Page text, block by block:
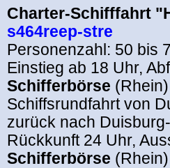
Charter-Schifffahrt
s464reep-stre
Personenzahl: 50 bis
Einstieg ab 18 Uhr,
Schifferbörse
Schiffsrundfahrt von
zurück nach
Rückkunft 24 Uhr,
Schifferbörse